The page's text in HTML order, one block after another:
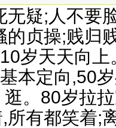
无疑;人不要
的贞操;贱归
岁天天向
本定向,50
逛。80岁拉
所有都笑着;